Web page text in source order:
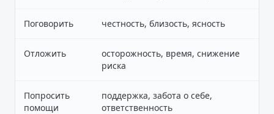
Поговорить честность, близость, ясность
Отложить
осторожность, время, снижение
риска
Попросить
помощи
поддержка, забота о себе,
ответственность